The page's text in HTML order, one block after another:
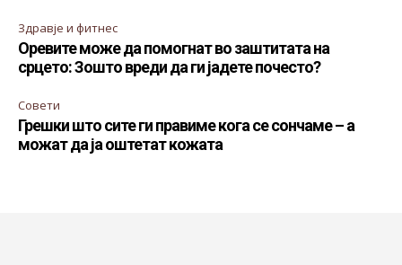
Здравје и фитнес
Оревите може да помогнат во заштитата на
срцето: Зошто вреди да ги јадете почесто?
Совети
Грешки што сите ги правиме кога се сончаме – а
можат да ја оштетат кожата